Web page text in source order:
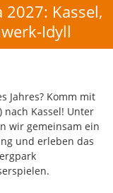
Kassel,
Idyll
Jahres? Komm mit
nach Kassel! Unter
wir gemeinsam ein
und erleben das